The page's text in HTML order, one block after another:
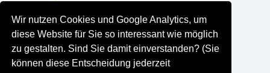
Wir nutzen Cookies und Google Analytics, um
diese Website für Sie so interessant wie möglich
zu gestalten. Sind Sie damit einverstanden? (Sie
können diese Entscheidung jederzeit
Shop - Online kaufen
Münzgalerie München
MGM Schmuck
MGM Pfand